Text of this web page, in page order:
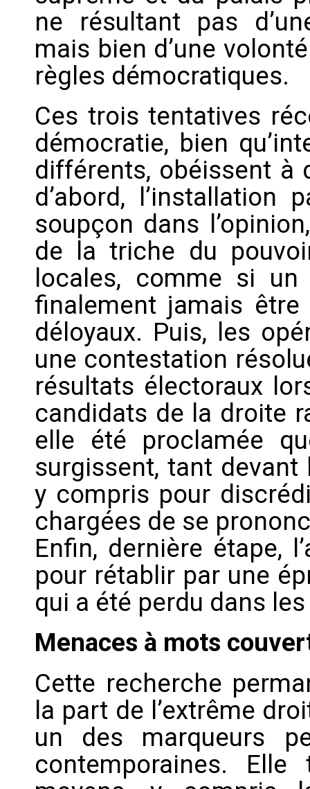
ne résultant pas
mais bien d’une
règles démocratiques.
Ces trois tentatives
démocratie, bien
différents, obéissent à
d’abord, l’installation
soupçon dans
de la triche du
locales, comme si
finalement jamais
déloyaux. Puis, les
une contestation
résultats électoraux
candidats de la droite
elle été proclamée
surgissent, tant
y compris pour
chargées de se
Enfin, dernière étape,
pour rétablir par une
qui a été perdu dans
Menaces à mots
Cette recherche
la part de l’extrême
un des marqueurs
contemporaines.